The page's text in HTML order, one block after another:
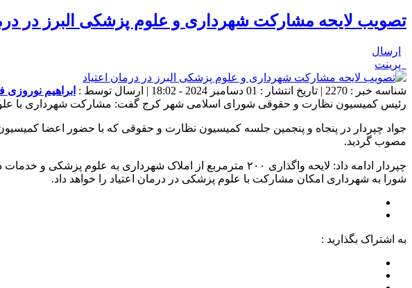
تصویب لایحه مشارکت شهرداری و علوم پزشکی البرز در
ارسال
پرینت
شناسه خبر : 2270 | تاریخ انتشار : 01 دسامبر 2024 - 18:02 | ارسال توسط :
ابراهیم نوروزی
رئیس کمیسیون نظارت و حقوقی شورای اسلامی شهر کرج گفت: مشارکت شهرداری با علوم
جواد چپردار در پنجاه و پنجمین جلسه کمیسیون نظارت و حقوقی که با حضور اعضا
مصوب گردید.
چپردار ادامه داد: لایحه واگذاری ۲۰۰ مترمربع از املاک
شورا به شهرداری امکان مشارکت با علوم پزشکی در درمان اعتیاد را خواهد داد.
به اشتراک بگذارید :